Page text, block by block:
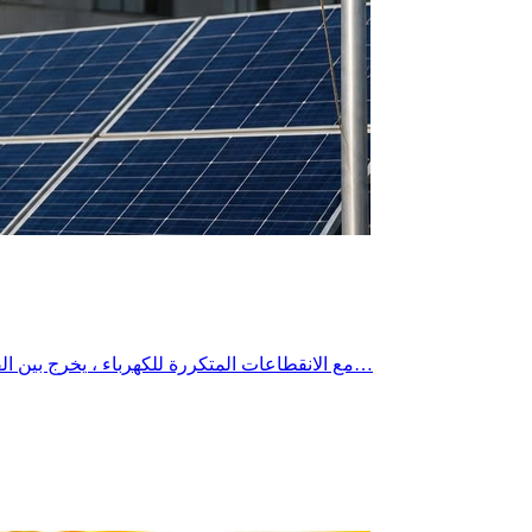
مع الانقطاعات المتكررة للكهرباء ، يخرج بين الفينة والأخرى مسؤول من الستاغ يدعو فيه المواطنين إلى الصبر و ترشيد الإستهلاك، وهي دعوات مفهومة، فالمحافظة على الطاقة مسؤولية…